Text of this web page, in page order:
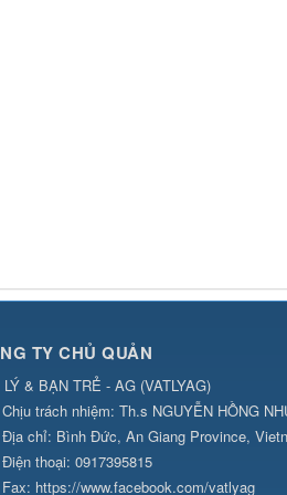
TY CHỦ QUẢN
LÝ & BẠN TRẺ - AG (VATLYAG)
Chịu trách nhiệm: Th.s NGUYỄN HỒNG
Địa chỉ: Bình Đức, An Giang Province,
Điện thoại: 0917395815
Fax: https://www.facebook.com/vatlyag